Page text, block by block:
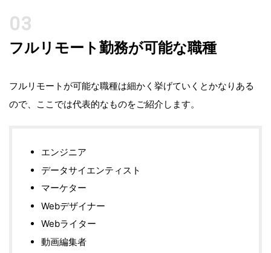
フルリモート勤務が可能な職種
フルリモートが可能な職種は細かく挙げていくとかなりある
ので、ここでは代表的なものをご紹介します。
エンジニア
データサイエンティスト
マーケター
Webデザイナー
Webライター
動画編集者